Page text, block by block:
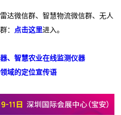
达微信群、智慧物流微信群、无人
： 点击这里进入。
、智慧农业在线监测仪器
域的定位宣传语